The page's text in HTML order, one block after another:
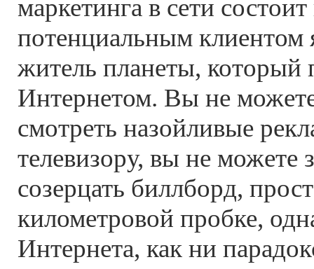
маркетинга в сети
потенциальным клиентом
житель планеты, который
Интернетом. Вы не можете
смотреть назойливые
телевизору, вы не можете
созерцать биллборд,
километровой пробке,
Интернета, как ни